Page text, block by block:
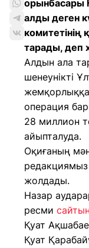
орынбасары
алды деген
комитетінің
тарады, деп
Алдын ала
шенеунікті
операция
28 миллион
айыпталуда.
Оқиғаның
жолдады.
Назар
ресми
Қуат
Қуат